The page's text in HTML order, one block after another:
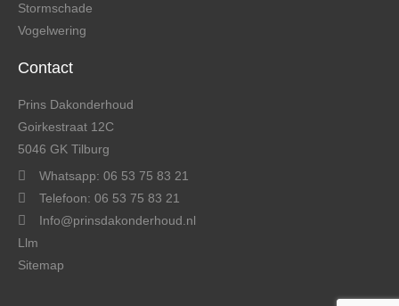
Stormschade
Vogelwering
Contact
Prins Dakonderhoud
Goirkestraat 12C
5046 GK Tilburg
Whatsapp: 06 53 75 83 21
Telefoon: 06 53 75 83 21
Info@prinsdakonderhoud.nl
Llm
Sitemap